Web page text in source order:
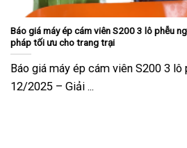
Báo giá máy ép cám viên S200 3 lô phễu
pháp tối ưu cho trang trại
Báo giá máy ép cám viên S200 3 lô
12/2025 – Giải ...